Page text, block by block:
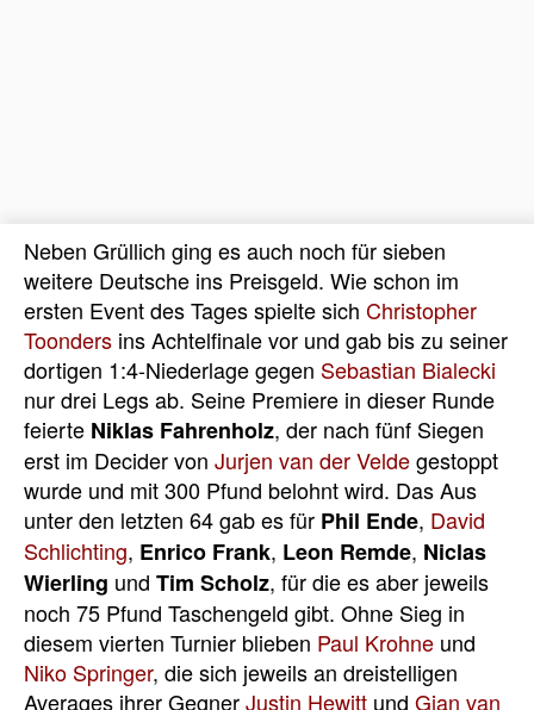
Neben Grüllich ging es auch noch für sieben
weitere Deutsche ins Preisgeld. Wie schon im
ersten Event des Tages spielte sich Christopher
Toonders ins Achtelfinale vor und gab bis zu seiner
dortigen 1:4-Niederlage gegen Sebastian Bialecki
nur drei Legs ab. Seine Premiere in dieser Runde
feierte Niklas Fahrenholz, der nach fünf Siegen
erst im Decider von Jurjen van der Veldegestoppt
wurde und mit 300 Pfund belohnt wird. Das Aus
unter den letzten 64 gab es für Phil Ende, David
Schlichting, Enrico Frank, Leon Remde, Niclas
Wierling und Tim Scholz, für die es aber jeweils
noch 75 Pfund Taschengeld gibt. Ohne Sieg in
diesem vierten Turnier blieben Paul Krohne und
Niko Springer, die sich jeweils an dreistelligen
Averages ihrer GegnerJustin Hewitt und Gian van